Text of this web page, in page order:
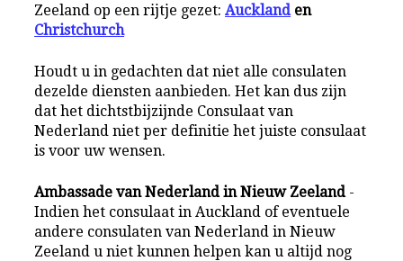
Zeeland op een rijtje gezet:Auckland en
Christchurch
Houdt u in gedachten dat niet alle consulaten
dezelde diensten aanbieden. Het kan dus zijn
dat het dichtstbijzijnde Consulaat van
Nederland niet per definitie het juiste consulaat
is voor uw wensen.
Ambassade van Nederland in Nieuw Zeeland -
Indien het consulaat in Auckland of eventuele
andere consulaten van Nederland in Nieuw
Zeeland u niet kunnen helpen kan u altijd nog